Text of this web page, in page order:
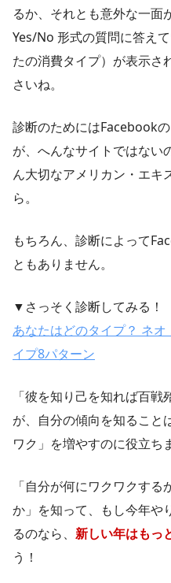
るか、それとも意外な一面
Yes/No 形式の質問に答え
たの消費タイプ）が表示さ
さいね。
診断のためにはFacebook
が、へんなサイトではない
ん大切なアメリカン・エキ
ら。
もちろん、診断によって
ともありません。
▼さっそく診断してみる！
あなたはどのタイプ？ ネ
イプ8パターン
「彼を知り己を知れば百
が、自分の傾向を知ること
ワク」を増やすのに役立ち
「自分が何にワクワクす
か」を知って、もし今年や
るのなら、 新しい年はもっ
う！